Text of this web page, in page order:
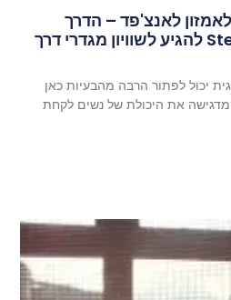
לאנצ'פד – הדרך
הכיפית של StellarNova להגיע לשוויון מגדרי דרך
יכול לפתור הרבה מהבעיות כאן
את היכולת של נשים לקחת